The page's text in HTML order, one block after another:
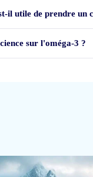
il utile de prendre un
sur l'oméga-3 ?